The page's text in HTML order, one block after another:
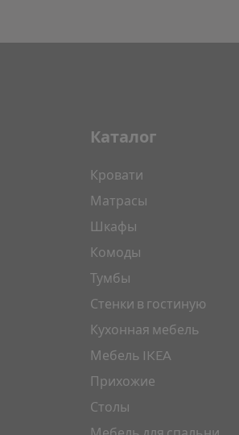
Каталог
Кровати
Матрасы
Шкафы
Комоды
Тумбы
Стенки в гостиную
Кухонная мебель
Мебель IKEA
Прихожие
Столы